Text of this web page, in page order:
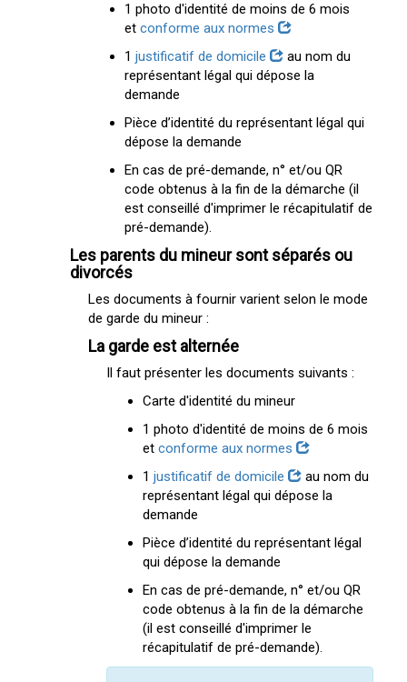
1 photo d'identité de moins de 6 mois
etconforme aux normes
1justificatif de domicile
au nom du
représentant légal qui dépose la
demande
Pièce d’identité du représentant légal qui
dépose la demande
En cas de pré-demande, n° et/ou QR
code obtenus à la fin de la démarche (il
est conseillé d'imprimer le récapitulatif de
pré-demande).
Les parents du mineur sont séparés ou
divorcés
Les documents à fournir varient selon le mode
de garde du mineur :
La garde est alternée
Il faut présenter les documents suivants :
Carte d'identité du mineur
1 photo d'identité de moins de 6 mois
etconforme aux normes
1justificatif de domicile
au nom du
représentant légal qui dépose la
demande
Pièce d’identité du représentant légal
qui dépose la demande
En cas de pré-demande, n° et/ou QR
code obtenus à la fin de la démarche
(il est conseillé d'imprimer le
récapitulatif de pré-demande).